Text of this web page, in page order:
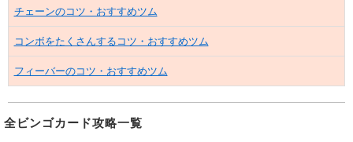
チェーンのコツ・おすすめツム
コンボをたくさんするコツ・おすすめツム
フィーバーのコツ・おすすめツム
全ビンゴカード攻略一覧